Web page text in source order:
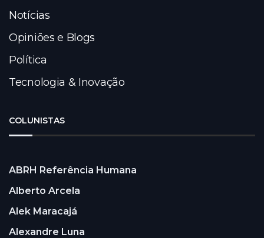
Notícias
Opiniões e Blogs
Política
Tecnologia & Inovação
COLUNISTAS
ABRH Referência Humana
Alberto Arcela
Alek Maracajá
Alexandre Luna